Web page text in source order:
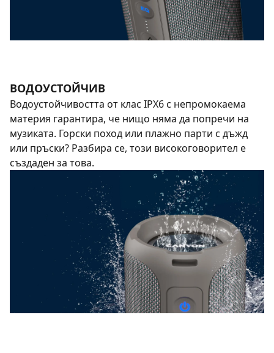
ВОДОУСТОЙЧИВ
Водоустойчивостта от клас IPX6 с непромокаема
материя гарантира, че нищо няма да попречи на
музиката. Горски поход или плажно парти с дъжд
или пръски? Разбира се, този високоговорител е
създаден за това.